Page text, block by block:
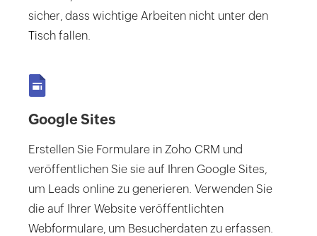
sicher, dass wichtige Arbeiten nicht unter den
Tisch fallen.
Google Sites
Erstellen Sie Formulare in Zoho CRM und
veröffentlichen Sie sie auf Ihren Google Sites,
um Leads online zu generieren. Verwenden Sie
die auf Ihrer Website veröffentlichten
Webformulare, um Besucherdaten zu erfassen.